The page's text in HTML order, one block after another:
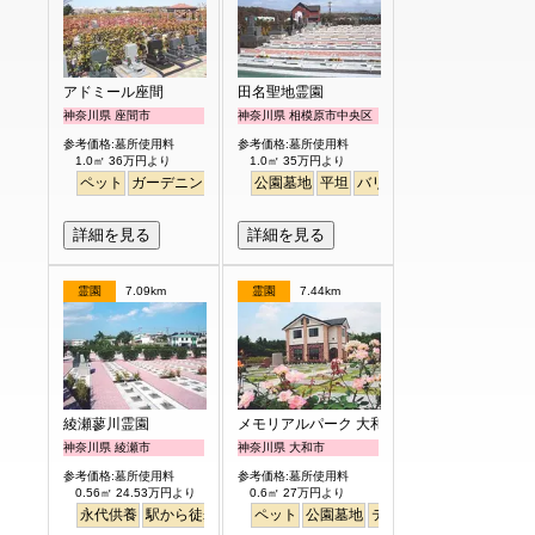
アドミール座間
神奈川県 座間市
参考価格:墓所使用料
1.0㎡ 36万円より
ペット ガーデニング バリアフリー
詳細を見る
田名聖地霊園
神奈川県 相模原市中央区
参考価格:墓所使用料
1.0㎡ 35万円より
公園墓地 平坦 バリアフリー
詳細を見る
霊園 7.09km
綾瀬蓼川霊園
神奈川県 綾瀬市
参考価格:墓所使用料
0.56㎡ 24.53万円より
永代供養 駅から徒歩 明るい
霊園 7.44km
メモリアルパーク 大和墓苑 ふれあいの郷
神奈川県 大和市
参考価格:墓所使用料
0.6㎡ 27万円より
ペット 公園墓地 テラス